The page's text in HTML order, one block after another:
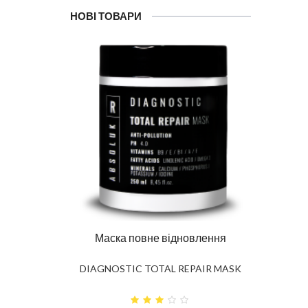
НОВІ ТОВАРИ
Шампунь повне відновлення
DIAGNOSTIC TOTAL REPAIR